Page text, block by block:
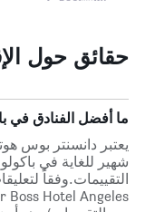
حقائق حول
ما أفضل الفنادق في
يعتبر دانسنتر بوس